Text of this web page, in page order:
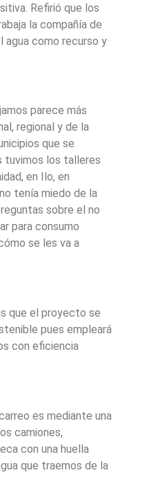
Refirió que los
la compañía de
agua como recurso y
parece más
regional y de la
que se
tuvimos los talleres
en Ilo, en
tenía miedo de la
sobre el no
para consumo
se les va a
que el proyecto se
pues empleará
con eficiencia
es mediante una
camiones,
con una huella
que traemos de la